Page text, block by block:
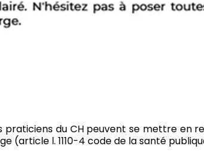
praticiens du CH peuvent se mettre en
(article l. 1110-4 code de la santé